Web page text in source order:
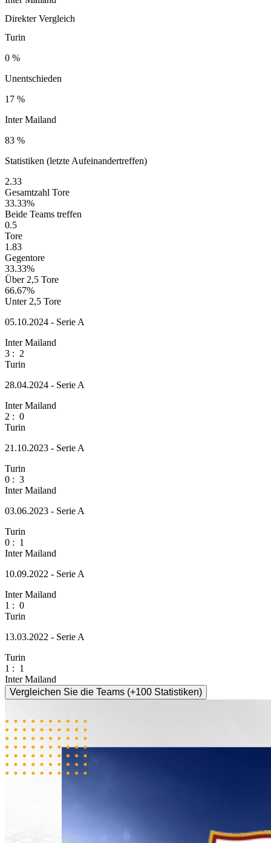
Direkter Vergleich
Turin
0 %
Unentschieden
17 %
Inter Mailand
83 %
Statistiken (letzte Aufeinandertreffen)
2.33
Gesamtzahl Tore
33.33%
Beide Teams treffen
0.5
Tore
1.83
Gegentore
33.33%
Über 2,5 Tore
66.67%
Unter 2,5 Tore
05.10.2024 - Serie A
Inter Mailand
3 : 2
Turin
28.04.2024 - Serie A
Inter Mailand
2 : 0
Turin
21.10.2023 - Serie A
Turin
0 : 3
Inter Mailand
03.06.2023 - Serie A
Turin
0 : 1
Inter Mailand
10.09.2022 - Serie A
Inter Mailand
1 : 0
Turin
13.03.2022 - Serie A
Turin
1 : 1
Inter Mailand
Vergleichen Sie die Teams (+100 Statistiken)